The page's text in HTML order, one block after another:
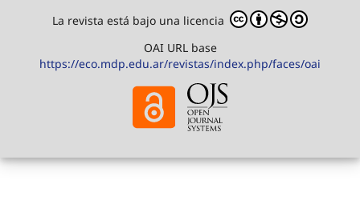
La revista está bajo una licencia
OAI URL base
https://eco.mdp.edu.ar/revistas/index.php/faces/oai